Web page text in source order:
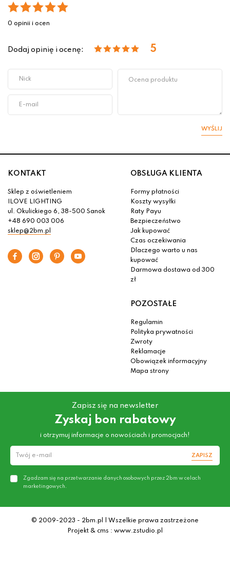
0 opinii i ocen
Dodaj opinię i ocenę: 5
WYŚLIJ
KONTAKT
Sklep z oświetleniem
ILOVE LIGHTING
ul. Okulickiego 6, 38-500 Sanok
+48 690 003 006
sklep@2bm.pl
OBSŁUGA KLIENTA
Formy płatności
Koszty wysyłki
Raty Payu
Bezpieczeństwo
Jak kupować
Czas oczekiwania
Dlaczego warto u nas
kupować
Darmowa dostawa od 300
zł
POZOSTAŁE
Regulamin
Polityka prywatności
Zwroty
Reklamacje
Obowiązek informacyjny
Mapa strony
Zapisz się na newsletter
Zyskaj bon rabatowy
i otrzymuj informacje o nowościach i promocjach!
ZAPISZ
Zgadzam się na przetwarzanie danych osobowych przez 2bm w celach
marketingowych.
© 2009-2023 - 2bm.pl | Wszelkie prawa zastrzeżone
Projekt & cms : www.zstudio.pl